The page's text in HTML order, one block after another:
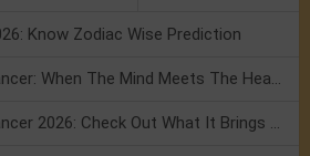
Know Zodiac Wise Prediction
Mercury Transit In Cancer: When The Mind Meets The Heart!
Mercury Transit In Cancer 2026: Check Out What It Brings For You